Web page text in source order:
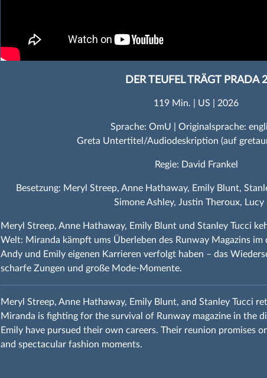
DER TEUFEL TRÄGT PRADA 2
119 Min. | US | 2026
Sprache: OmU | Originalsprache:
Greta Untertitel/Audiodeskription (auf
Regie: David Frankel
Besetzung: Meryl Streep, Anne Hathaway, Emily Blunt,
Simone Ashley, Justin Theroux, Lucy
Meryl Streep, Anne Hathaway, Emily Blunt und Stanley Tucci
Welt: Miranda kämpft ums Überleben des Runway Magazins
Andy und Emily eigenen Karrieren verfolgt haben – das
scharfe Zungen und große Mode‑Momente.
Meryl Streep, Anne Hathaway, Emily Blunt, and Stanley Tucci
Miranda is fighting for the survival of Runway magazine in the
Emily have pursued their own careers. Their reunion promises
and spectacular fashion moments.